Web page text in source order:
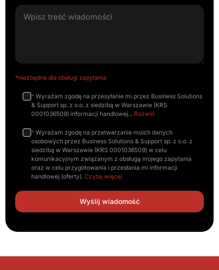
*niezbędne dla obsługi zapytania
* Wyrażam zgodę na przesyłanie mi przez Business Solutions
& Support sp. z o.o. z siedzibą w Warszawie (KRS
0001036509) informacji handlowej
Rozwiń
* Wyrażam zgodę na przetwarzanie moich danych
osobowych przez Business Solutions & Support sp. z o.o. z
siedzibą w Warszawie (KRS 0001036509) w celu
komunikacyjnym związanym z obsługą mojego zapytania
oraz w celu przygotowania i przesłania mi informacji
handlowej (oferty).Czytaj więcej